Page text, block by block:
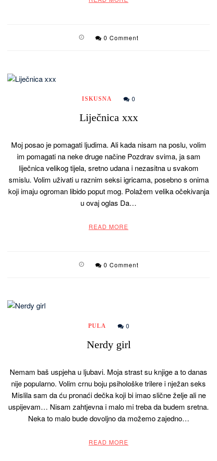
0 Comment
ISKUSNA 0
Liječnica xxx
Moj posao je pomagati ljudima. Ali kada nisam na poslu, volim
im pomagati na neke druge načine Pozdrav svima, ja sam
liječnica velikog tijela, sretno udana i nezasitna u svakom
smislu. Volim uživati u raznim seksi igricama, posebno s onima
koji imaju ogroman libido poput mog. Polažem velika očekivanja
u ovaj oglas Da…
READ MORE
0 Comment
PULA 0
Nerdy girl
Nemam baš uspjeha u ljubavi. Moja strast su knjige a to danas
nije popularno. Volim crnu boju psihološke trilere i nježan seks
Mislila sam da ću pronaći dečka koji bi imao slične želje ali ne
uspijevam… Nisam zahtjevna i malo mi treba da budem sretna.
Neka to malo bude dovoljno da možemo zajedno…
READ MORE